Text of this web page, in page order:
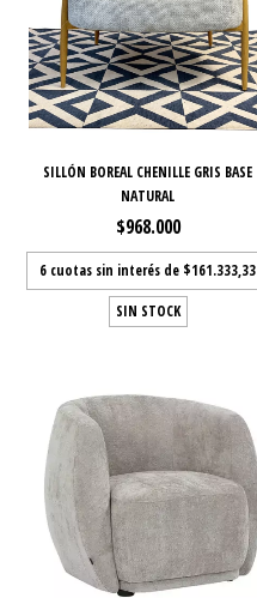
SILLÓN BOREAL CHENILLE GRIS BASE
NATURAL
$968.000
6 cuotas sin interés de $161.333,33
SIN STOCK